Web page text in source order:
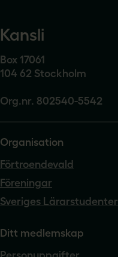
Kansli
Box 17061
104 62 Stockholm
Org.nr. 802540-5542
Organisation
Förtroendevald
Föreningar
Sveriges Lärarstudenter
Ditt medlemskap